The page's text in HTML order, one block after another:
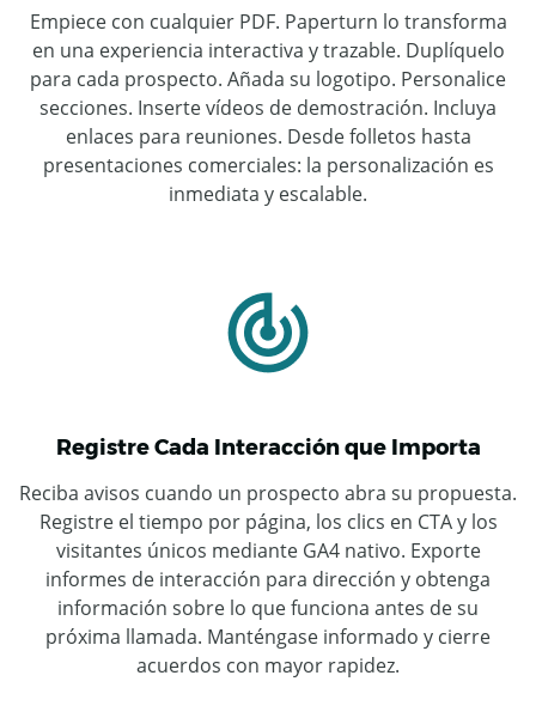
Empiece con cualquier PDF. Paperturn lo transforma
en una experiencia interactiva y trazable. Duplíquelo
para cada prospecto. Añada su logotipo. Personalice
secciones. Inserte vídeos de demostración. Incluya
enlaces para reuniones. Desde folletos hasta
presentaciones comerciales: la personalización es
inmediata y escalable.
Registre Cada Interacción que Importa
Reciba avisos cuando un prospecto abra su propuesta.
Registre el tiempo por página, los clics en CTA y los
visitantes únicos mediante GA4 nativo. Exporte
informes de interacción para dirección y obtenga
información sobre lo que funciona antes de su
próxima llamada. Manténgase informado y cierre
acuerdos con mayor rapidez.